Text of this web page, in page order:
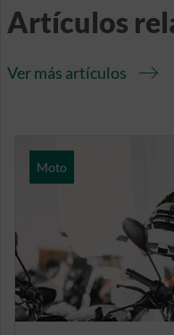
Artículos
Ver más artículos
Moto